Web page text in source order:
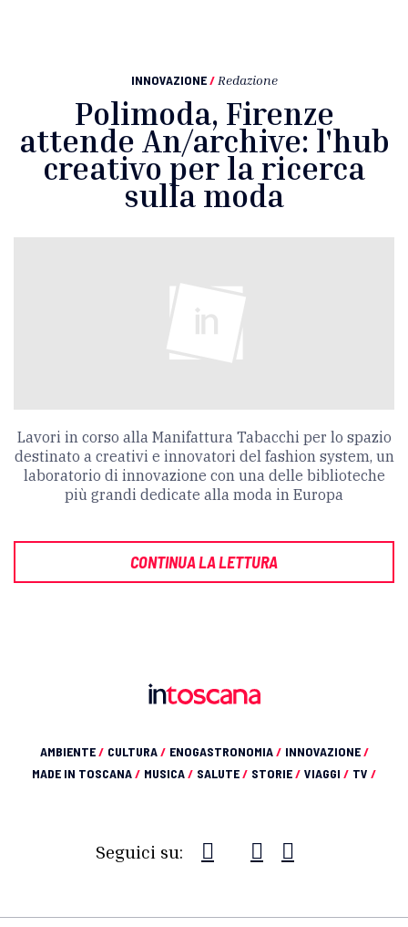
INNOVAZIONE / Redazione
Polimoda, Firenze
attende An/archive: l'hub
creativo per la ricerca
sulla moda
Lavori in corso alla Manifattura Tabacchi per lo spazio
destinato a creativi e innovatori del fashion system, un
laboratorio di innovazione con una delle biblioteche
più grandi dedicate alla moda in Europa
CONTINUA LA LETTURA
AMBIENTE/ CULTURA/ ENOGASTRONOMIA/ INNOVAZIONE/
MADE IN TOSCANA/ MUSICA/ SALUTE/ STORIE/ VIAGGI / TV /
Seguici su: